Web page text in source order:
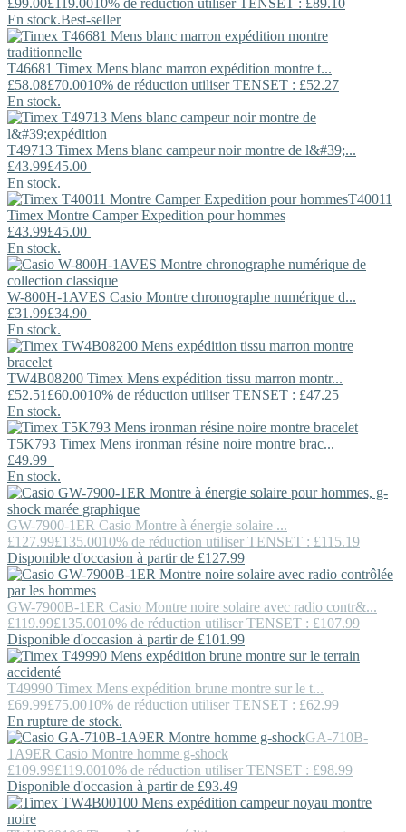
En stock.Best-seller
T46681 Timex Mens blanc marron expédition montre t...
£58.08£70.0010% de réduction utiliser TENSET : £52.27
En stock.
T49713 Timex Mens blanc campeur noir montre de l&#39;...
£43.99£45.00
En stock.
T40011
Timex Montre Camper Expedition pour hommes
£43.99£45.00
En stock.
W-800H-1AVES Casio Montre chronographe numérique d...
£31.99£34.90
En stock.
TW4B08200 Timex Mens expédition tissu marron montr...
£52.51 £60.0010% de réduction utiliser TENSET : £47.25
En stock.
T5K793 Timex Mens ironman résine noire montre brac...
£49.99
En stock.
GW-7900-1ER Casio Montre à énergie solaire ...
£127.99£135.0010% de réduction utiliser TENSET : £115.19
Disponible d'occasion à partir de £127.99
GW-7900B-1ER Casio Montre noire solaire avec radio contr&...
£119.99£135.0010% de réduction utiliser TENSET : £107.99
Disponible d'occasion à partir de £101.99
T49990 Timex Mens expédition brune montre sur le t...
£69.99£75.0010% de réduction utiliser TENSET : £62.99
En rupture de stock.
GA-710B-
1A9ER Casio Montre homme g-shock
£109.99£119.0010% de réduction utiliser TENSET : £98.99
Disponible d'occasion à partir de £93.49